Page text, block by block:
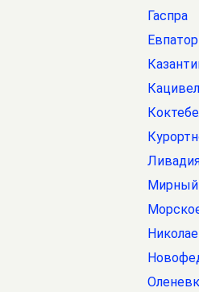
Гаспра
Мирный